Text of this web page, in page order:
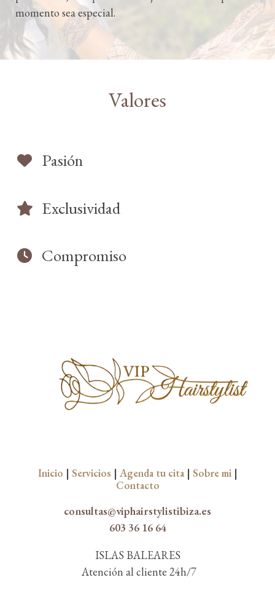
momento sea especial.
Valores
Pasión
Exclusividad
Compromiso
Inicio | Servicios | Agenda tu cita| Sobre mi|
Contacto
consultas@viphairstylistibiza.es
603 36 16 64
ISLAS BALEARES
Atención al cliente 24h/7